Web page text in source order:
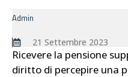
Admin
21 Settembre 2023
Ricevere la pensione
diritto di percepire una